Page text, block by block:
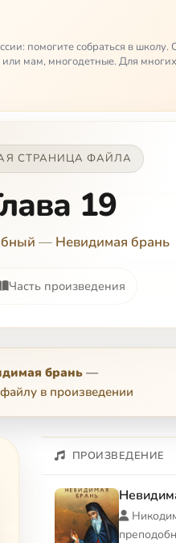
помогите собраться в школу.
мам, многодетные. Для
СТРАНИЦА ФАЙЛА
19
— Невидимая брань
Часть произведения
брань—
в произведении
ПРОИЗВЕДЕНИЕ